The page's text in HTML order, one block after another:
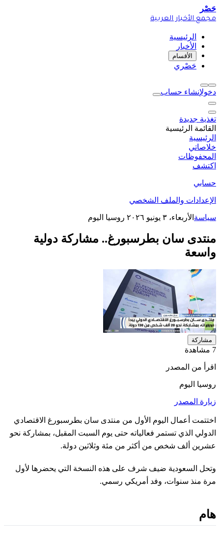
حَصْر
مجمع الأخبار العربية
الرئيسية
الأخبار
الأقسام
حَصْري
دخولإنشاء حساب
تغذية جديدة
القائمة الرئيسية
الرئيسية
خلاصاتي
المحفوظات
اكتشف
حسابي
الإعدادات والملف الشخصي
سياسة الأربعاء، ٣ يونيو ٢٠٢٦ روسيا اليوم
منتدى سان بطرسبورغ.. مشاركة دولية
واسعة
مشاركة
7 مشاهدة
اقرأ من المصدر
روسيا اليوم
زيارة المصدر
اختتمت أعمال اليوم الأول من منتدى سان بطرسبورغ الاقتصادي
الدولي الذي تستمر فعالياته حتى يوم السبت المقبل، بمشاركة نحو
عشرين ألف شخص من أكثر من مئة وثلاثين دولة.
وتحل السعودية ضيف شرف على هذه النسخة التي يحضرها لأول
مرة منذ سنوات، وفد أمريكي رسمي.
هام